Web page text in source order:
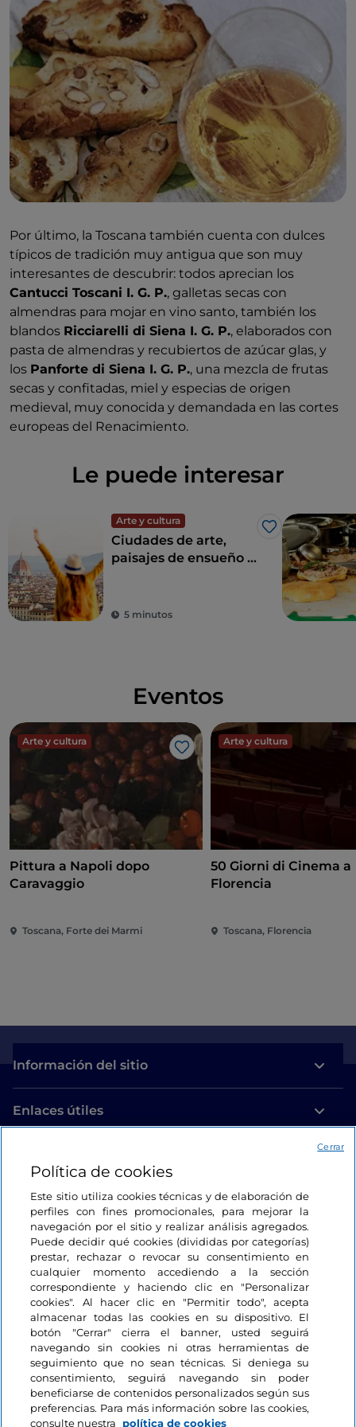
Por último, la Toscana también cuenta con dulces
típicos de tradición muy antigua que son muy
interesantes de descubrir: todos aprecian los
Cantucci Toscani I. G. P., galletas secas con
almendras para mojar en vino santo, también los
blandos Ricciarelli di Siena I. G. P., elaborados con
pasta de almendras y recubiertos de azúcar glas, y
los Panforte di Siena I. G. P., una mezcla de frutas
secas y confitadas, miel y especias de origen
medieval, muy conocida y demandada en las cortes
europeas del Renacimiento.
Le puede interesar
Arte y cultura
Me gusta
Ciudades de arte,
paisajes de ensueño y
de todo turista
5 minutos
Eventos
Arte y cultura
Me gusta
Pittura a Napoli dopo
Caravaggio
Toscana, Forte dei Marmi
Arte y cultura
50 Giorni di Cinema a
Florencia
Toscana, Florencia
Información del sitio
Enlaces útiles
Política de cookies
Este sitio utiliza cookies técnicas y de elaboración de
perfiles con fines promocionales, para mejorar la
navegación por el sitio y realizar análisis agregados.
Puede decidir qué cookies (divididas por categorías)
prestar, rechazar o revocar su consentimiento en
cualquier momento accediendo a la sección
correspondiente y haciendo clic en "Personalizar
cookies". Al hacer clic en "Permitir todo", acepta
almacenar todas las cookies en su dispositivo. El
botón "Cerrar" cierra el banner, usted seguirá
navegando sin cookies ni otras herramientas de
seguimiento que no sean técnicas. Si deniega su
consentimiento, seguirá navegando sin poder
beneficiarse de contenidos personalizados según sus
preferencias. Para más información sobre las cookies,
consulte nuestra
política de cookies
Cerrar